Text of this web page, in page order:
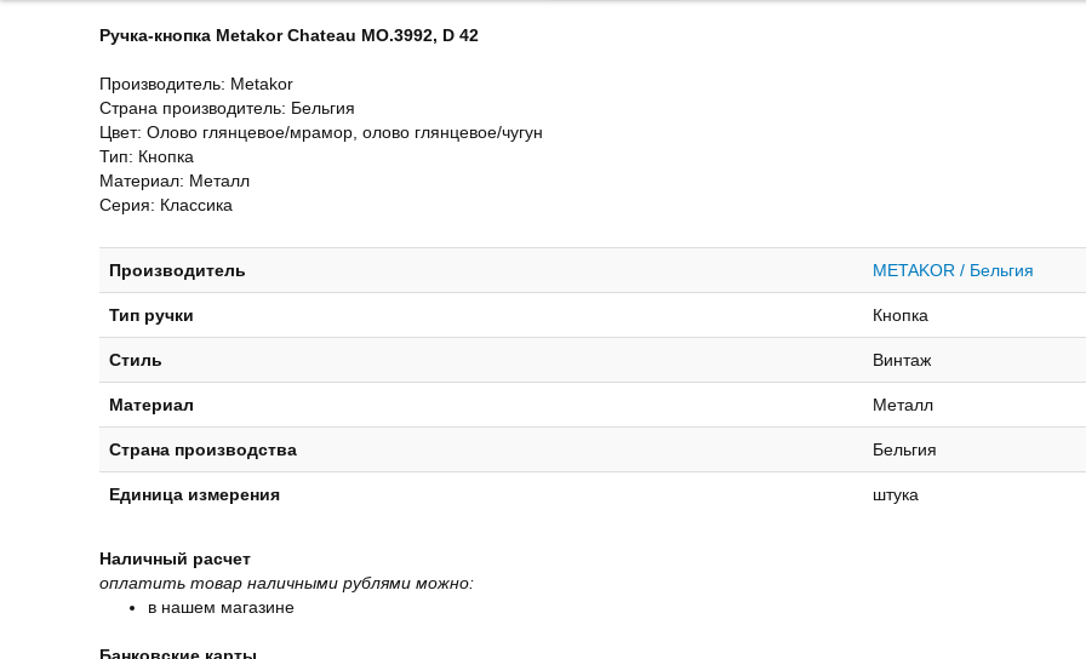
Ручка-кнопка MetakorChateau MO.3992, D 42
Производитель: Metakor
Страна производитель: Бельгия
Цвет: Олово глянцевое/мрамор, олово глянцевое/чугун
Тип: Кнопка
Материал: Металл
Серия: Классика
Производитель METAKOR / Бельгия
Тип ручки Кнопка
Стиль Винтаж
Материал Металл
Страна производства Бельгия
Единица измерения штука
Наличный расчет
оплатить товар наличными рублями можно:
в нашем магазине